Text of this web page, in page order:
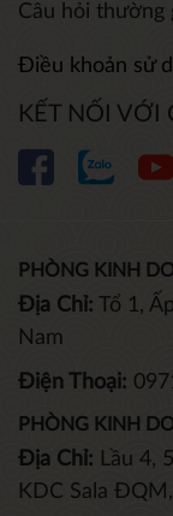
Câu hỏi thường
Điều khoản sử
KẾT NỐI VỚI
PHÒNG KINH
Địa Chỉ: Tổ 1,
Nam
Điện Thoại:
PHÒNG KINH
Địa Chỉ: Lầu 4,
KDC Sala